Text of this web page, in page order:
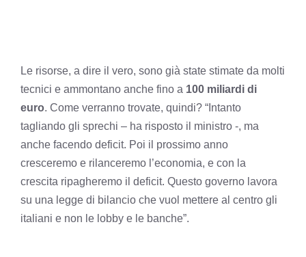
Le risorse, a dire il vero, sono già state stimate da molti
tecnici e ammontano anche fino a 100 miliardi di
euro. Come verranno trovate, quindi? “Intanto
tagliando gli sprechi – ha risposto il ministro -, ma
anche facendo deficit. Poi il prossimo anno
cresceremo e rilanceremo l’economia, e con la
crescita ripagheremo il deficit. Questo governo lavora
su una legge di bilancio che vuol mettere al centro gli
italiani e non le lobby e le banche”.